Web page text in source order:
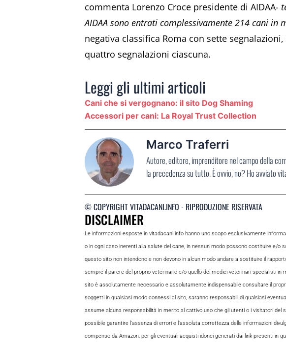
commenta Lorenzo Croce presidente di AIDAA-
AIDAA sono entrati complessivamente 214 cani
negativa classifica Roma con sette
quattro segnalazioni ciascuna.
Leggi gli ultimi articoli
Cani che si vergognano: il sito Dog Shaming
Accessori per cani: La Royal Trust Collection
Marco Traferri
Autore, editore, imprenditore nel campo della
la precedenza su tutto. È ovvio, no? Ho avviato
© COPYRIGHT VITADACANI.INFO - RIPRODUZIONE RISERVATA
DISCLAIMER
Le informazioni esposte in vitadacani.info hanno uno scopo esclusivamente
o in ogni caso inerenti alla salute del cane, in nessun modo possono costituire e/
questo sito non intendono e non devono in alcun modo andare a sostituire il
sempre il parere del proprio veterinario e/o quello dei medici veterinari specialisti
sito è assolutamente necessario e assolutamente indispensabile consultare il
soggetti in qualsiasi modo connessi al sito, saranno responsabili di qualsiasi
assume alcuna responsabilità in merito al cattivo uso che gli utenti o i visitatori
possibile garantire l’assenza di errori e l’assoluta correttezza delle informazioni
compenso da Amazon, per gli eventuali acquisti idonei generati dai link presenti in